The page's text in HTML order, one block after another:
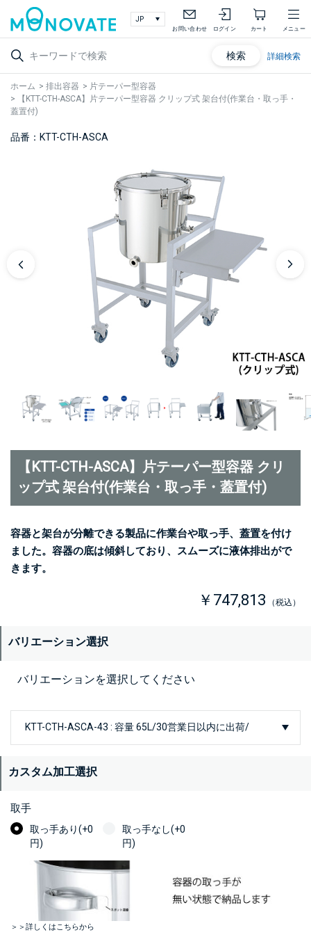
お問い合わせ ログイン カート メニュー
検索 詳細検索
ホーム > 排出容器 > 片テーパー型容器
>
【KTT-CTH-ASCA】片テーパー型容器 クリップ式 架台付(作業台・取っ手・
蓋置付)
品番：KTT-CTH-ASCA
【KTT-CTH-ASCA】片テーパー型容器 クリ
ップ式 架台付(作業台・取っ手・蓋置付)
容器と架台が分離できる製品に作業台や取っ手、蓋置を付け
ました。容器の底は傾斜しており、スムーズに液体排出がで
きます。
￥747,813 （税込）
バリエーション選択
バリエーションを選択してください
カスタム加工選択
取手
取っ手あり(+0
円)
取っ手なし(+0
円)
＞＞詳しくはこちらから